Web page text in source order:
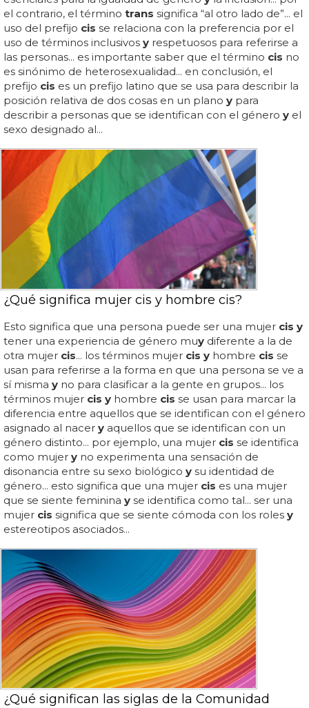
el contrario, el término trans significa “al otro lado de”... el
uso del prefijo cis se relaciona con la preferencia por el
uso de términos inclusivos y respetuosos para referirse a
las personas... es importante saber que el término cis no
es sinónimo de heterosexualidad... en conclusión, el
prefijo cis es un prefijo latino que se usa para describir la
posición relativa de dos cosas en un plano y para
describir a personas que se identifican con el género y el
sexo designado al...
¿Qué significa mujer cis y hombre cis?
Esto significa que una persona puede ser una mujer cis y
tener una experiencia de género muy diferente a la de
otra mujer cis... los términos mujer cis y hombre cis se
usan para referirse a la forma en que una persona se ve a
sí misma y no para clasificar a la gente en grupos... los
términos mujer cis y hombre cis se usan para marcar la
diferencia entre aquellos que se identifican con el género
asignado al nacer y aquellos que se identifican con un
género distinto... por ejemplo, una mujer cis se identifica
como mujer y no experimenta una sensación de
disonancia entre su sexo biológico y su identidad de
género... esto significa que una mujer cis es una mujer
que se siente feminina y se identifica como tal... ser una
mujer cis significa que se siente cómoda con los roles y
estereotipos asociados...
¿Qué significan las siglas de la Comunidad